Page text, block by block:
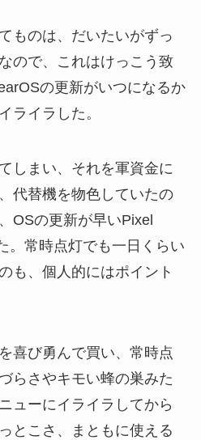
ものは、だいたいがずっ
ので、これはけっこう致
の更新がいつになるか
ライラした。
しまい、それを軍資金に
代替機を物色していたの
OSの更新が早いPixel
。常時点灯でも一日くらい
も、個人的にはポイント
喜び勇んで買い、常時点
らさやキモい蜂の巣みた
ューにイライラしてから
とこさ、まともに使える